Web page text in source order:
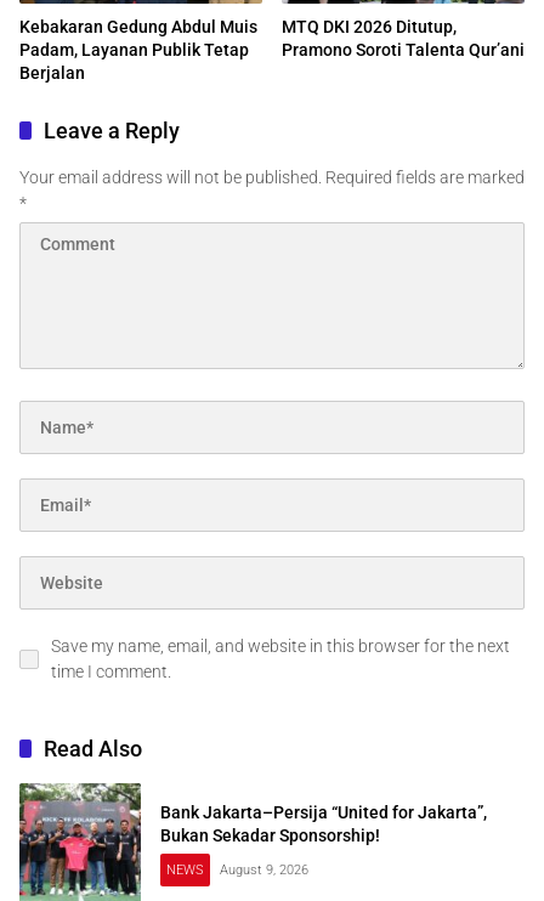
Kebakaran Gedung Abdul Muis
Padam, Layanan Publik Tetap
Berjalan
MTQ DKI 2026 Ditutup,
Pramono Soroti Talenta Qur’ani
Leave a Reply
Your email address will not be published. Required fields are marked
*
Save my name, email, and website in this browser for the next
time I comment.
Read Also
Bank Jakarta–Persija “United for Jakarta”,
Bukan Sekadar Sponsorship!
NEWS August 9, 2026